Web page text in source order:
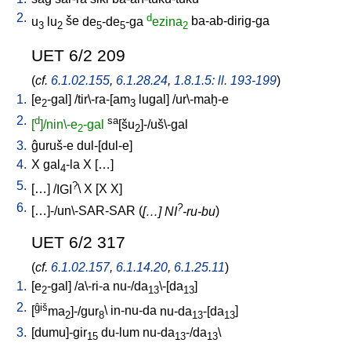
2. u3 lu2 še de5-de5-ga dezina2 ba-ab-dirig-ga
UET 6/2 209
(cf. 6.1.02.155, 6.1.28.24, 1.8.1.5: ll. 193-199)
1. [e2-gal ] /tir\-ra-[am3 lugal ] /ur\-maḫ-e
2. [d]/nin\-e2-gal sa[šu2]-/uš\-gal
3. ĝuruš-e dul-[dul-e]
4. X gal 4-la X […]
5.
… ] / IGI ?\X X X
6.
…]-/un\-SAR-SAR ([…] NI?-ru-bu)
UET 6/2 317
(cf. 6.1.02.157, 6.1.14.20, 6.1.25.11)
1. [e2-gal ] /a\-ri-a nu-/da13\-[da13]
2.
ĝišma2]-/gur8\ in-nu-da nu-da13-[da13
3. [dumu]-gir15 du-lum nu-da13-/da13\